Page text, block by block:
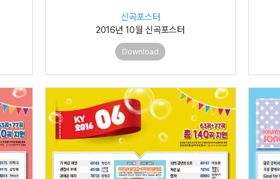
신곡포스터
2016년 10월 신곡포스터
Download